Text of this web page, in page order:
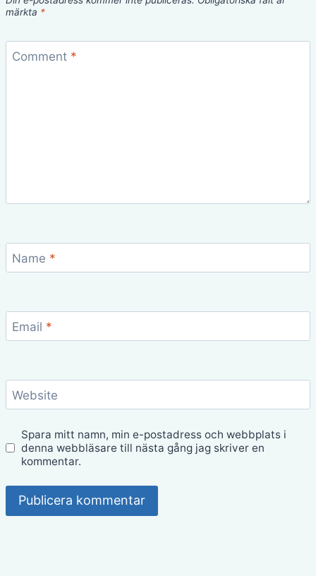
märkta *
Comment *
Name *
Email *
Website
Spara mitt namn, min e-postadress och webbplats i
denna webbläsare till nästa gång jag skriver en
kommentar.